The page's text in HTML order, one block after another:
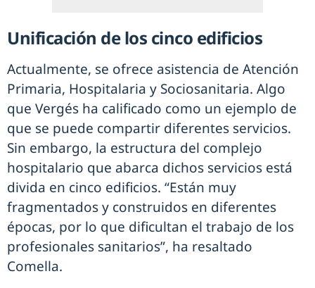
Unificación de los cinco edificios
Actualmente, se ofrece asistencia de Atención
Primaria, Hospitalaria y Sociosanitaria. Algo
que Vergés ha calificado como un ejemplo de
que se puede compartir diferentes servicios.
Sin embargo, la estructura del complejo
hospitalario que abarca dichos servicios está
divida en cinco edificios. “Están muy
fragmentados y construidos en diferentes
épocas, por lo que dificultan el trabajo de los
profesionales sanitarios”, ha resaltado
Comella.